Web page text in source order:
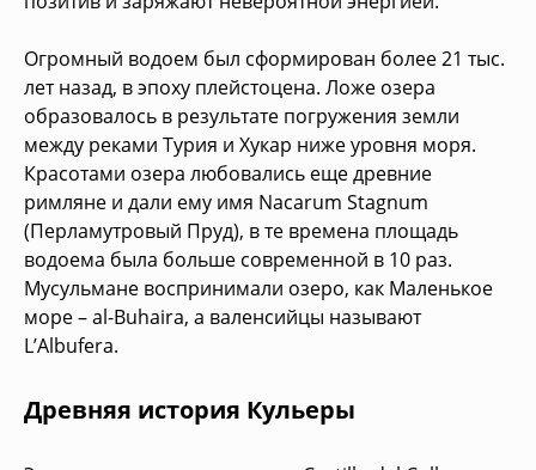
Огромный водоем был сформирован более 21 тыс.
лет назад, в эпоху плейстоцена. Ложе озера
образовалось в результате погружения земли
между реками Турия и Хукар ниже уровня моря.
Красотами озера любовались еще древние
римляне и дали ему имя Nacarum Stagnum
(Перламутровый Пруд), в те времена площадь
водоема была больше современной в 10 раз.
Мусульмане воспринимали озеро, как Маленькое
море – al-Buhaira, а валенсийцы называют
L’Albufera.
Древняя история Кульеры